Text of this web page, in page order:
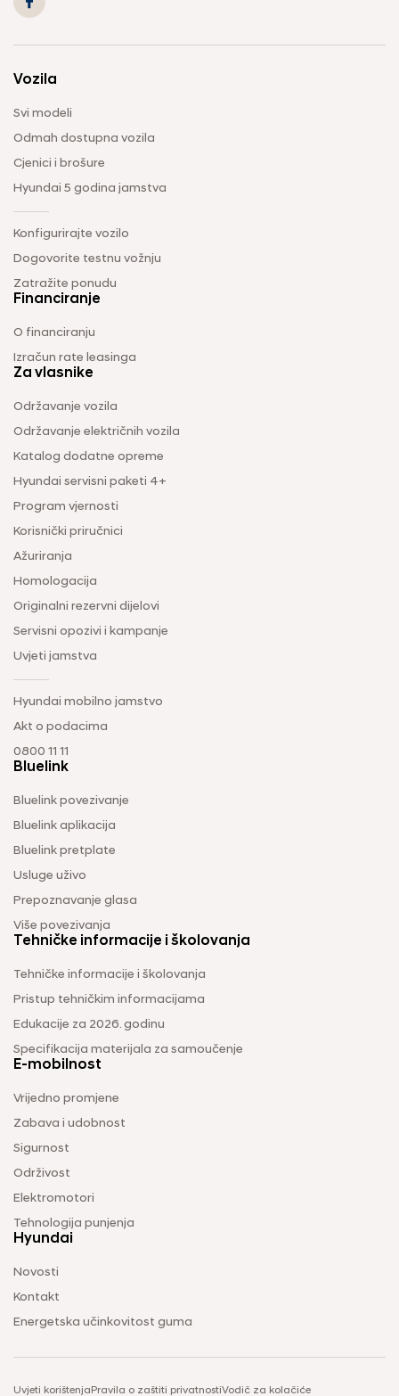
Vozila
Svi modeli
Odmah dostupna vozila
Cjenici i brošure
Hyundai 5 godina jamstva
Konfigurirajte vozilo
Dogovorite testnu vožnju
Zatražite ponudu
Financiranje
O financiranju
Izračun rate leasinga
Za vlasnike
Održavanje vozila
Održavanje električnih vozila
Katalog dodatne opreme
Hyundai servisni paketi 4+
Program vjernosti
Korisnički priručnici
Ažuriranja
Homologacija
Originalni rezervni dijelovi
Servisni opozivi i kampanje
Uvjeti jamstva
Hyundai mobilno jamstvo
Akt o podacima
0800 11 11
Bluelink
Bluelink povezivanje
Bluelink aplikacija
Bluelink pretplate
Usluge uživo
Prepoznavanje glasa
Više povezivanja
Tehničke informacije i školovanja
Tehničke informacije i školovanja
Pristup tehničkim informacijama
Edukacije za 2026. godinu
Specifikacija materijala za samoučenje
E-mobilnost
Vrijedno promjene
Zabava i udobnost
Sigurnost
Održivost
Elektromotori
Tehnologija punjenja
Hyundai
Novosti
Kontakt
Energetska učinkovitost guma
Uvjeti korištenja Pravila o zaštiti privatnostiVodič za kolačiće